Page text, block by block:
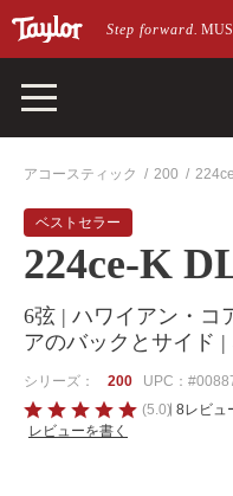
メインページにスキップ
Step forward.
アコースティック 200
ベストセラー
224ce-K
6弦 | ハワイアン・コ
アのバックとサイド
シリーズ： 200 UPC：
5
の
(5.0) 8レビュ
レビューを書く